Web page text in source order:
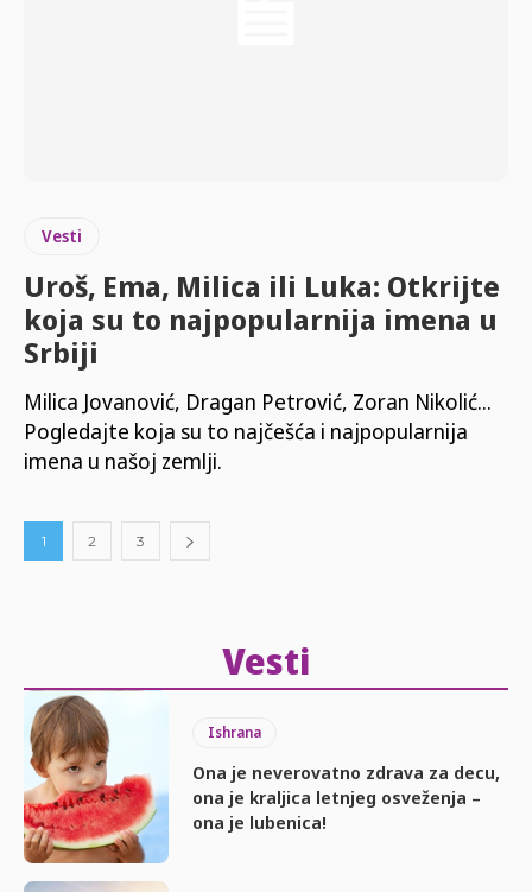
Vesti
Uroš, Ema, Milica ili Luka: Otkrijte
koja su to najpopularnija imena u
Srbiji
Milica Jovanović, Dragan Petrović, Zoran Nikolić...
Pogledajte koja su to najčešća i najpopularnija
imena u našoj zemlji.
1 2 3
Vesti
Ishrana
Ona je neverovatno zdrava za decu,
ona je kraljica letnjeg osveženja –
ona je lubenica!